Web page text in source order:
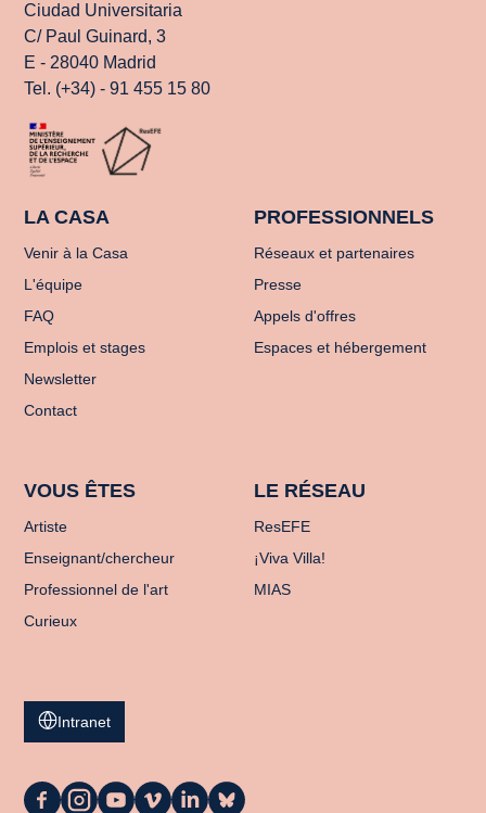
Ciudad Universitaria
C/ Paul Guinard, 3
E - 28040 Madrid
Tel. (+34) - 91 455 15 80
LA CASA
Venir à la Casa
L'équipe
FAQ
Emplois et stages
Newsletter
Contact
PROFESSIONNELS
Réseaux et partenaires
Presse
Appels d'offres
Espaces et hébergement
VOUS ÊTES
Artiste
Enseignant/chercheur
Professionnel de l'art
Curieux
LE RÉSEAU
ResEFE
¡Viva Villa!
MIAS
Intranet
La La La La La La